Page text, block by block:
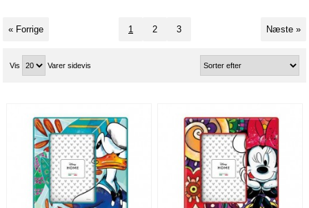
« Forrige 1 2 3 Næste »
Vis Varer sidevis